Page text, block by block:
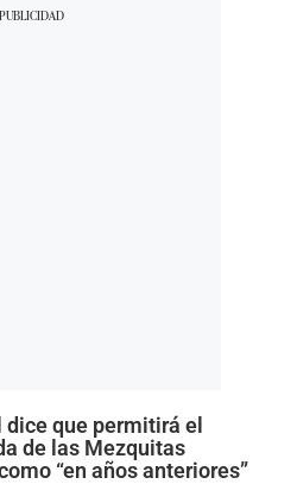
dice que permitirá el
de las Mezquitas
“en años anteriores”